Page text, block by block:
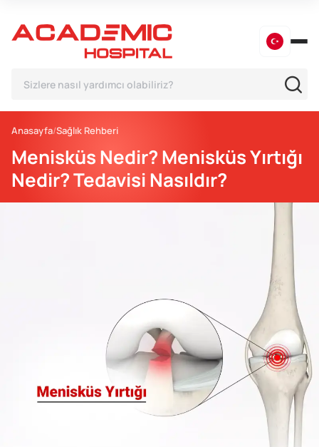
Anasayfa Sağlık Rehberi
Menisküs Nedir? Menisküs Yırtığı
Nedir? Tedavisi Nasıldır?